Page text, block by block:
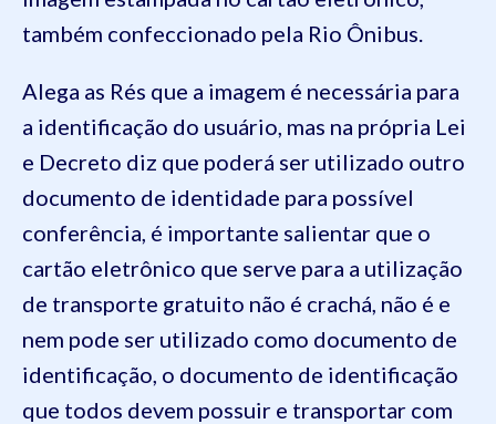
também confeccionado pela Rio Ônibus.
Alega as Rés que a imagem é necessária para
a identificação do usuário, mas na própria Lei
e Decreto diz que poderá ser utilizado outro
documento de identidade para possível
conferência, é importante salientar que o
cartão eletrônico que serve para a utilização
de transporte gratuito não é crachá, não é e
nem pode ser utilizado como documento de
identificação, o documento de identificação
que todos devem possuir e transportar com